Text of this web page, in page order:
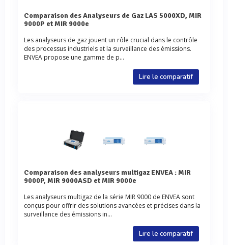
Comparaison des Analyseurs de Gaz LAS 5000XD, MIR
9000P et MIR 9000e
Les analyseurs de gaz jouent un rôle crucial dans le contrôle
des processus industriels et la surveillance des émissions.
ENVEA propose une gamme de p...
Lire le comparatif
Comparaison des analyseurs multigaz ENVEA : MIR
9000P, MIR 9000ASD et MIR 9000e
Les analyseurs multigaz de la série MIR 9000 de ENVEA sont
conçus pour offrir des solutions avancées et précises dans la
surveillance des émissions in...
Lire le comparatif